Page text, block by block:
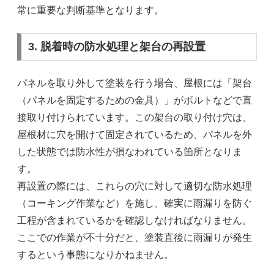
常に重要な判断基準となります。
3. 脱着時の防水処理と架台の再設置
パネルを取り外して塗装を行う場合、屋根には「架台
（パネルを固定するための金具）」がボルトなどで直
接取り付けられています。この架台の取り付け穴は、
屋根材に穴を開けて固定されているため、パネルを外
した状態では防水性が損なわれている箇所となりま
す。
再設置の際には、これらの穴に対して適切な防水処理
（コーキング作業など）を施し、確実に雨漏りを防ぐ
工程が含まれているかを確認しなければなりません。
ここでの作業が不十分だと、塗装直後に雨漏りが発生
するという事態になりかねません。